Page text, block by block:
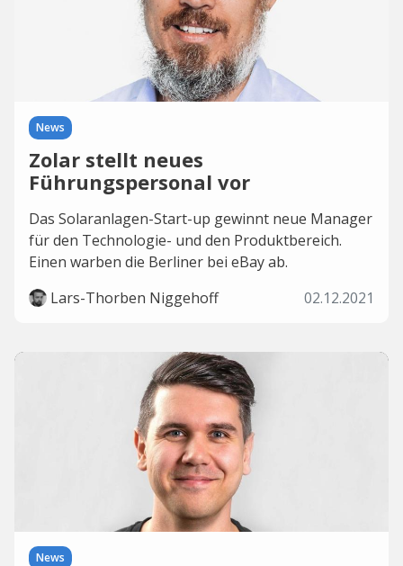
News
Zolar stellt neues
Führungspersonal vor
Das Solaranlagen-Start-up gewinnt neue Manager
für den Technologie- und den Produktbereich.
Einen warben die Berliner bei eBay ab.
Lars-Thorben Niggehoff
02.12.2021
News